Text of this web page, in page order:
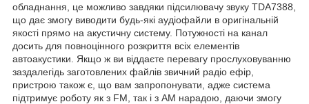
обладнання, це можливо завдяки підсилювачу звуку TDA7388,
що дає змогу виводити будь-які аудіофайли в оригінальній
якості прямо на акустичну систему. Потужності на канал
досить для повноцінного розкриття всіх елементів
автоакустики. Якщо ж ви віддаєте перевагу прослуховуванню
заздалегідь заготовлених файлів звичний радіо ефір,
пристрою також є, що вам запропонувати, адже система
підтримує роботу як з FM, так і з AM нарадою, даючи змогу